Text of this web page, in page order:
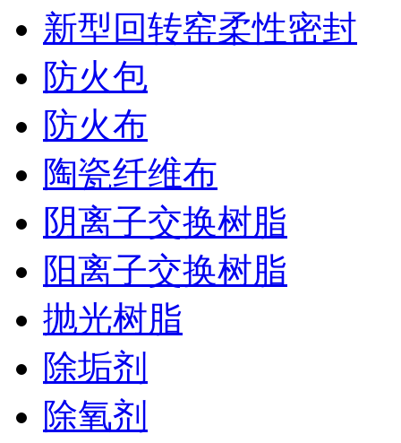
新型回转窑柔性密封
防火包
防火布
陶瓷纤维布
阴离子交换树脂
阳离子交换树脂
抛光树脂
除垢剂
除氧剂